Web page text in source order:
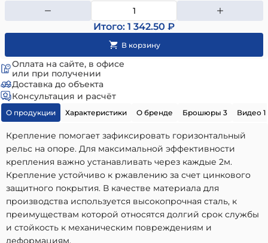
Итого: 1 342.50 ₽
Оплата на сайте, в офисе
или при получении
Доставка до объекта
Консультация и расчёт
О продукции Характеристики О бренде Брошюры 3 Видео 1
Крепление помогает зафиксировать горизонтальный
рельс на опоре. Для максимальной эффективности
крепления важно устанавливать через каждые 2м.
Крепление устойчиво к ржавлению за счет цинкового
защитного покрытия. В качестве материала для
производства используется высокопрочная сталь, к
преимуществам которой относятся долгий срок службы
и стойкость к механическим повреждениям и
деформациям.